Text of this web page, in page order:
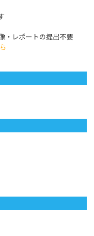
・レポートの提出不要